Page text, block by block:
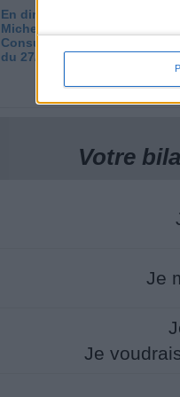
En direct avec Jean-
Michel Cohen |
Consultation privée
du 27/07/2026
Votre
Je
Je